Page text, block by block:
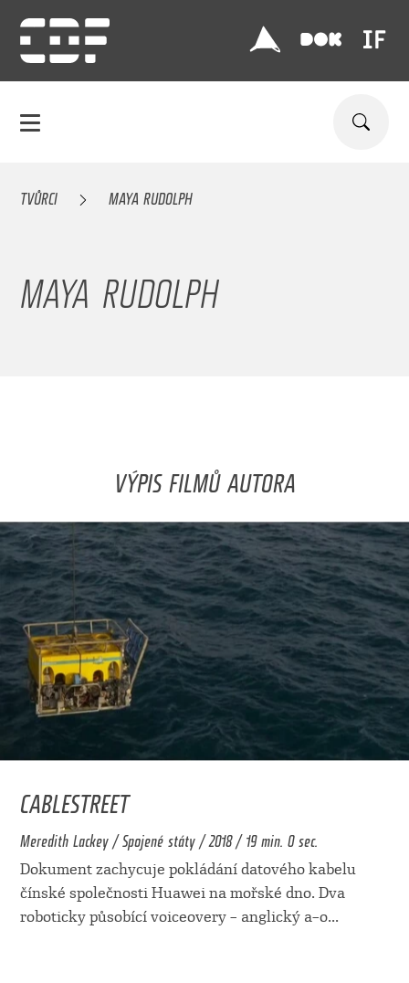
TVŮRCI MAYA RUDOLPH
MAYA RUDOLPH
VÝPIS FILMŮ AUTORA
CABLESTREET
Meredith Lackey / Spojené státy / 2018 / 19 min. 0 sec.
Dokument zachycuje pokládání datového kabelu
čínské společnosti Huawei na mořské dno. Dva
roboticky působící voiceovery – anglický a–o...